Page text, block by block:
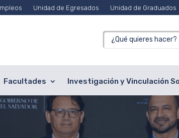
Unidad de Egresados Unidad de Graduados
Facultades Investigación y Vinculación